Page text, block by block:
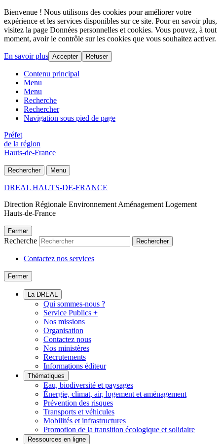
Bienvenue ! Nous utilisons des cookies pour améliorer votre
expérience et les services disponibles sur ce site. Pour en savoir plus,
visitez la page Données personnelles et cookies. Vous pouvez, à tout
moment, avoir le contrôle sur les cookies que vous souhaitez activer.
En savoir plus Accepter Refuser
Contenu principal
Menu
Menu
Recherche
Rechercher
Navigation sous pied de page
Préfet
de la région
Hauts-de-France
Rechercher Menu
DREAL HAUTS-DE-FRANCE
Direction Régionale Environnement Aménagement Logement
Hauts-de-France
Fermer
Recherche Rechercher
Contactez nos services
Fermer
La DREAL
Qui sommes-nous ?
Service Publics +
Nos missions
Organisation
Contactez nous
Nos ministères
Recrutements
Informations éditeur
Thématiques
Eau, biodiversité et paysages
Énergie, climat, air, logement et aménagement
Prévention des risques
Transports et véhicules
Mobilités et infrastructures
Promotion de la transition écologique et solidaire
Ressources en ligne